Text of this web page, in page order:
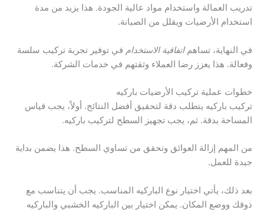
تدريب العمالة واستخدام مواد عالية الجودة. هذا يزيد من مدة
استخدام الأرضيات ويقلل من الصيانة.
في النهاية، تساهماتفاقية الاستخدام في توفير تجربة تركيب سلسة
وفعالة. هذا يعزز رضا العملاء وثقتهم في خدمات الشركة.
خطوات عملية تركيب الأرضيات باركيه
تركيب باركيه يتطلب دقة لتحقيق أفضل النتائج. أولاً، يجب قياس
المساحة بدقة. ثم، يجب تجهيز السطح لتركيب باركيه.
من المهم إزالة العوائق وتحقق من تساوي السطح. هذا يضمن بداية
جيدة للعمل.
بعد ذلك، يأتي اختيار نوع الباركيه المناسب. يجب أن يتناسب مع
ذوقك ووضع المكان. يمكن اختيار بين الباركيه الخشبي والباركيه